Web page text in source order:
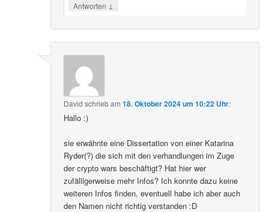
Antworten ↓
David schriebam18. Oktober 2024 um 10:22 Uhr:
Hallo :)
sie erwähnte eine Dissertation von einer Katarina
Ryder(?) die sich mit den verhandlungen im Zuge
der crypto wars beschäftigt? Hat hier wer
zufälligerweise mehr Infos? Ich konnte dazu keine
weiteren Infos finden, eventuell habe ich aber auch
den Namen nicht richtig verstanden :D